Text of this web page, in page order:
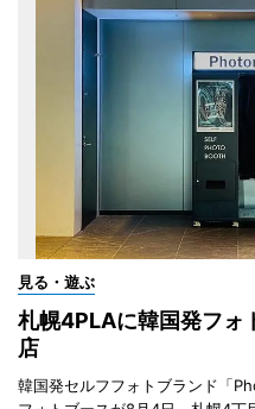
見る・遊ぶ
札幌4PLAに韓国発フ
店
韓国発セルフフォトブランド「